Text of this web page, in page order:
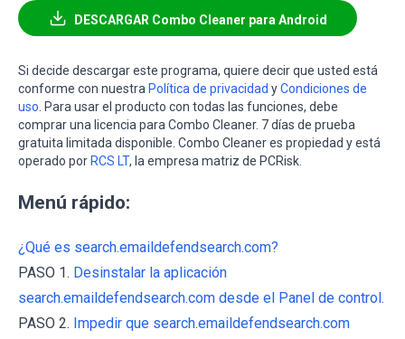
DESCARGAR Combo Cleaner para Android
Si decide descargar este programa, quiere decir que usted está
conforme con nuestra Política de privacidad yCondiciones de
uso . Para usar el producto con todas las funciones, debe
comprar una licencia para Combo Cleaner. 7 días de prueba
gratuita limitada disponible. Combo Cleaner es propiedad y está
operado por RCS LT, la empresa matriz de PCRisk.
Menú rápido:
¿Qué es search.emaildefendsearch.com?
PASO 1. Desinstalar la aplicación
search.emaildefendsearch.com desde el Panel de control.
PASO 2. Impedir que search.emaildefendsearch.com